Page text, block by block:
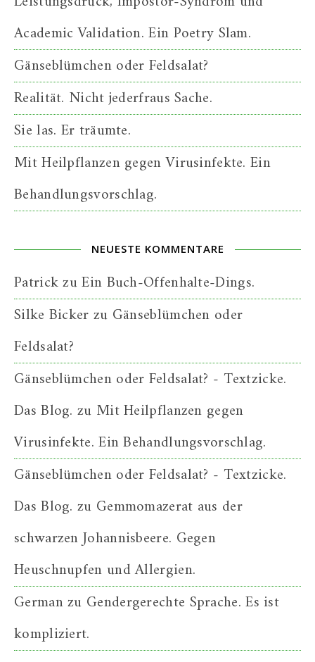
Academic Validation. Ein Poetry Slam.
Gänseblümchen oder Feldsalat?
Realität. Nicht jederfraus Sache.
Sie las. Er träumte.
Mit Heilpflanzen gegen Virusinfekte. Ein
Behandlungsvorschlag.
NEUESTE KOMMENTARE
PatrickzuEin Buch-Offenhalte-Dings.
Silke Bickerzu Gänseblümchen oder
Feldsalat?
Gänseblümchen oder Feldsalat? - Textzicke.
Das Blog. zu Mit Heilpflanzen gegen
Virusinfekte. Ein Behandlungsvorschlag.
Gänseblümchen oder Feldsalat? - Textzicke.
Das Blog. zu Gemmomazerat aus der
schwarzen Johannisbeere. Gegen
Heuschnupfen und Allergien.
Germanzu Gendergerechte Sprache. Es ist
kompliziert.